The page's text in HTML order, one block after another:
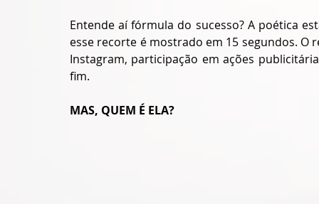
Entende aí fórmula do sucesso? A poética
esse recorte é mostrado em 15 segundos. O
Instagram, participação em ações
fim.
MAS, QUEM É ELA?